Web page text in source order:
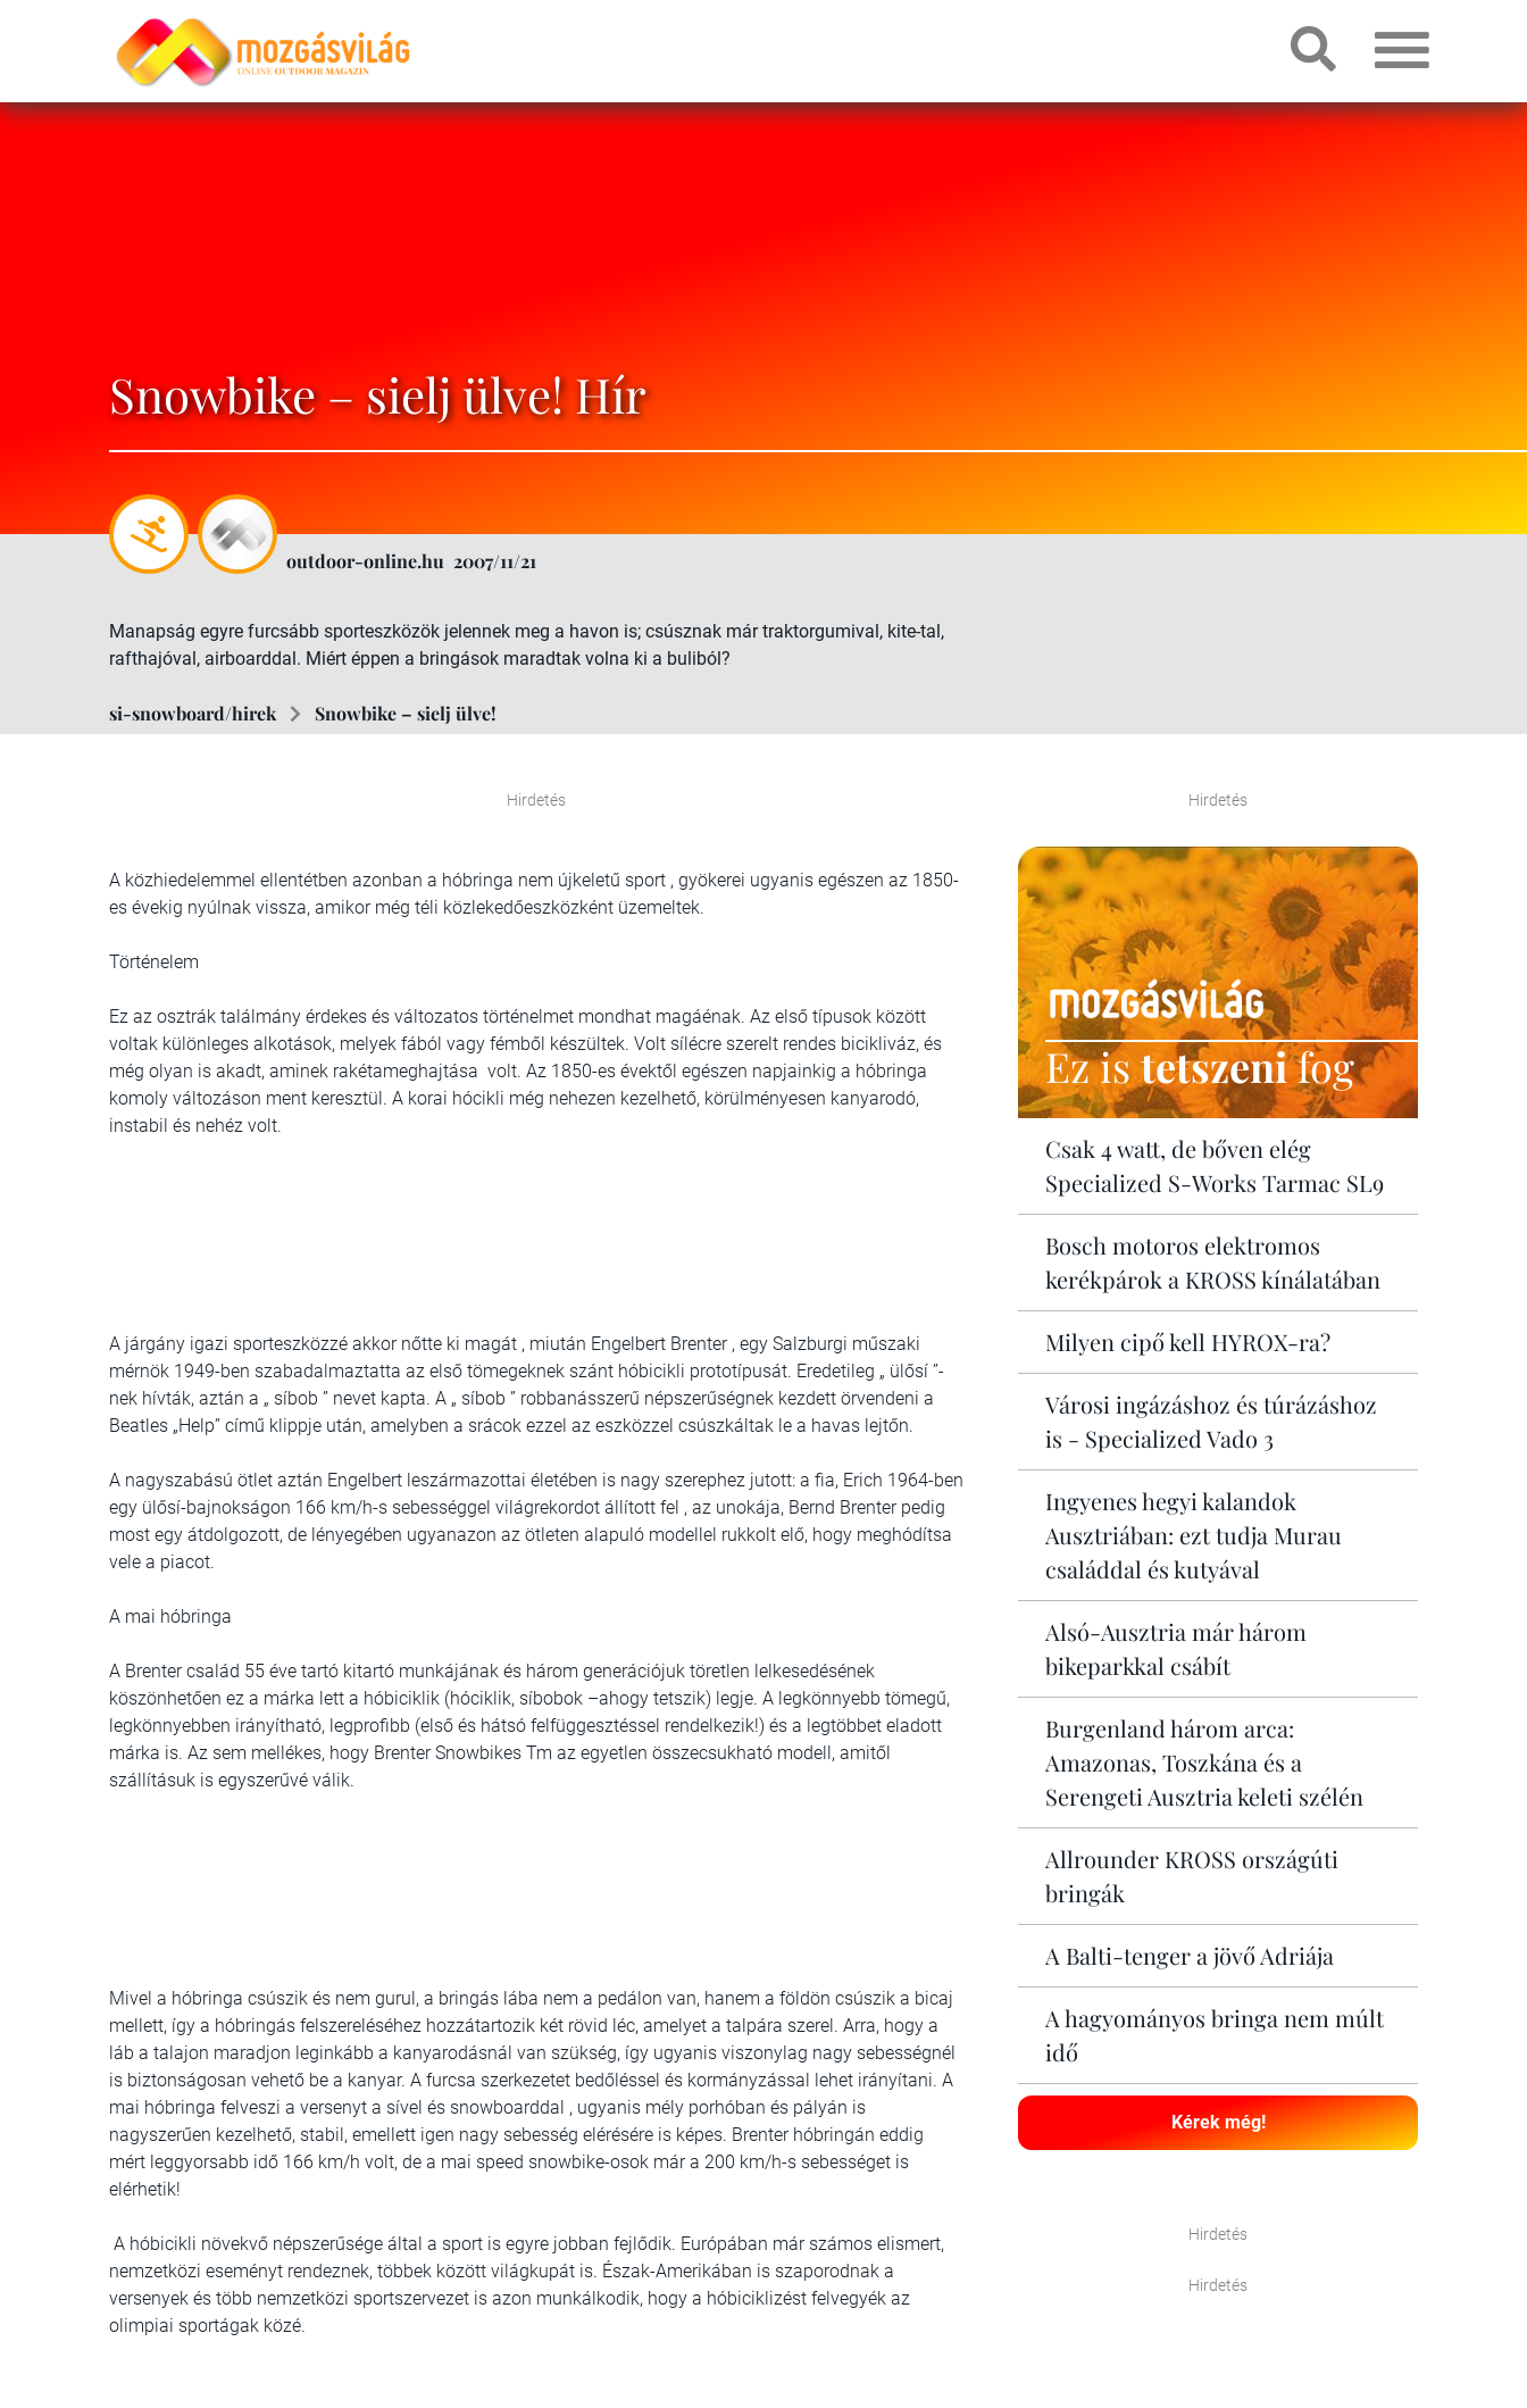
Snowbike – sielj ülve! Hír
outdoor-online.hu 2007/11/21
Manapság egyre furcsább sporteszközök jelennek meg a havon is; csúsznak már traktorgumival, kite-tal,
rafthajóval, airboarddal. Miért éppen a bringások maradtak volna ki a buliból?
si-snowboard/hirek Snowbike – sielj ülve!
Hirdetés
A közhiedelemmel ellentétben azonban a hóbringa nem újkeletű sport , gyökerei ugyanis egészen az 1850-
es évekig nyúlnak vissza, amikor még téli közlekedőeszközként üzemeltek.
Történelem
Ez az osztrák találmány érdekes és változatos történelmet mondhat magáénak. Az első típusok között
voltak különleges alkotások, melyek fából vagy fémből készültek. Volt sílécre szerelt rendes bicikliváz, és
még olyan is akadt, aminek rakétameghajtása volt. Az 1850-es évektől egészen napjainkig a hóbringa
komoly változáson ment keresztül. A korai hócikli még nehezen kezelhető, körülményesen kanyarodó,
instabil és nehéz volt.
A járgány igazi sporteszközzé akkor nőtte ki magát , miután Engelbert Brenter , egy Salzburgi műszaki
mérnök 1949-ben szabadalmaztatta az első tömegeknek szánt hóbicikli prototípusát. Eredetileg „ ülősí ”-
nek hívták, aztán a „ síbob ” nevet kapta. A „ síbob ” robbanásszerű népszerűségnek kezdett örvendeni a
Beatles „Help” című klippje után, amelyben a srácok ezzel az eszközzel csúszkáltak le a havas lejtőn.
A nagyszabású ötlet aztán Engelbert leszármazottai életében is nagy szerephez jutott: a fia, Erich 1964-ben
egy ülősí-bajnokságon 166 km/h-s sebességgel világrekordot állított fel , az unokája, Bernd Brenter pedig
most egy átdolgozott, de lényegében ugyanazon az ötleten alapuló modellel rukkolt elő, hogy meghódítsa
vele a piacot.
A mai hóbringa
A Brenter család 55 éve tartó kitartó munkájának és három generációjuk töretlen lelkesedésének
köszönhetően ez a márka lett a hóbiciklik (hóciklik, síbobok –ahogy tetszik) legje. A legkönnyebb tömegű,
legkönnyebben irányítható, legprofibb (első és hátsó felfüggesztéssel rendelkezik!) és a legtöbbet eladott
márka is. Az sem mellékes, hogy Brenter Snowbikes Tm az egyetlen összecsukható modell, amitől
szállításuk is egyszerűvé válik.
Mivel a hóbringa csúszik és nem gurul, a bringás lába nem a pedálon van, hanem a földön csúszik a bicaj
mellett, így a hóbringás felszereléséhez hozzátartozik két rövid léc, amelyet a talpára szerel. Arra, hogy a
láb a talajon maradjon leginkább a kanyarodásnál van szükség, így ugyanis viszonylag nagy sebességnél
is biztonságosan vehető be a kanyar. A furcsa szerkezetet bedőléssel és kormányzással lehet irányítani. A
mai hóbringa felveszi a versenyt a sível és snowboarddal , ugyanis mély porhóban és pályán is
nagyszerűen kezelhető, stabil, emellett igen nagy sebesség elérésére is képes. Brenter hóbringán eddig
mért leggyorsabb idő 166 km/h volt, de a mai speed snowbike-osok már a 200 km/h-s sebességet is
elérhetik!
A hóbicikli növekvő népszerűsége által a sport is egyre jobban fejlődik. Európában már számos elismert,
nemzetközi eseményt rendeznek, többek között világkupát is. Észak-Amerikában is szaporodnak a
versenyek és több nemzetközi sportszervezet is azon munkálkodik, hogy a hóbiciklizést felvegyék az
olimpiai sportágak közé.
Hirdetés
Ez istetszenifog
Csak 4 watt, de bőven elég
Specialized S-Works Tarmac SL9
Bosch motoros elektromos
kerékpárok a KROSS kínálatában
Milyen cipő kell HYROX-ra?
Városi ingázáshoz és túrázáshoz
is - Specialized Vado 3
Ingyenes hegyi kalandok
Ausztriában: ezt tudja Murau
családdal és kutyával
Alsó-Ausztria már három
bikeparkkal csábít
Burgenland három arca:
Amazonas, Toszkána és a
Serengeti Ausztria keleti szélén
Allrounder KROSS országúti
bringák
A Balti-tenger a jövő Adriája
A hagyományos bringa nem múlt
idő
Kérek még!
Hirdetés
Hirdetés